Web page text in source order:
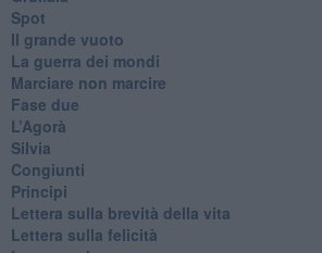
Spot
​Il grande vuoto
​La guerra dei mondi
Marciare non marcire
Fase due
L’Agorà
Silvia
Congiunti
Principi
​Lettera sulla brevità della vita
​Lettera sulla felicità